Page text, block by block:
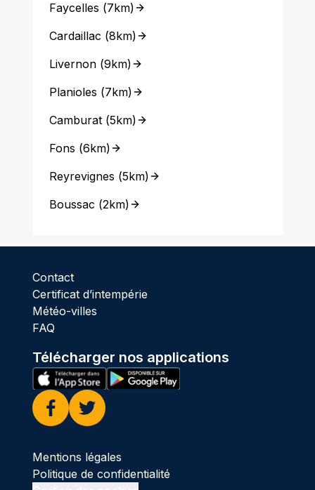
Faycelles (7km)
Cardaillac (8km)
Livernon(9km)
Planioles (7km)
Camburat(5km)
Fons (6km)
Reyrevignes (5km)
Boussac (2km)
Contact
Certificat d’intempérie
Météo-villes
FAQ
Télécharger nos applications
Facebook
Twitter
Mentions légales
Politique de confidentialité